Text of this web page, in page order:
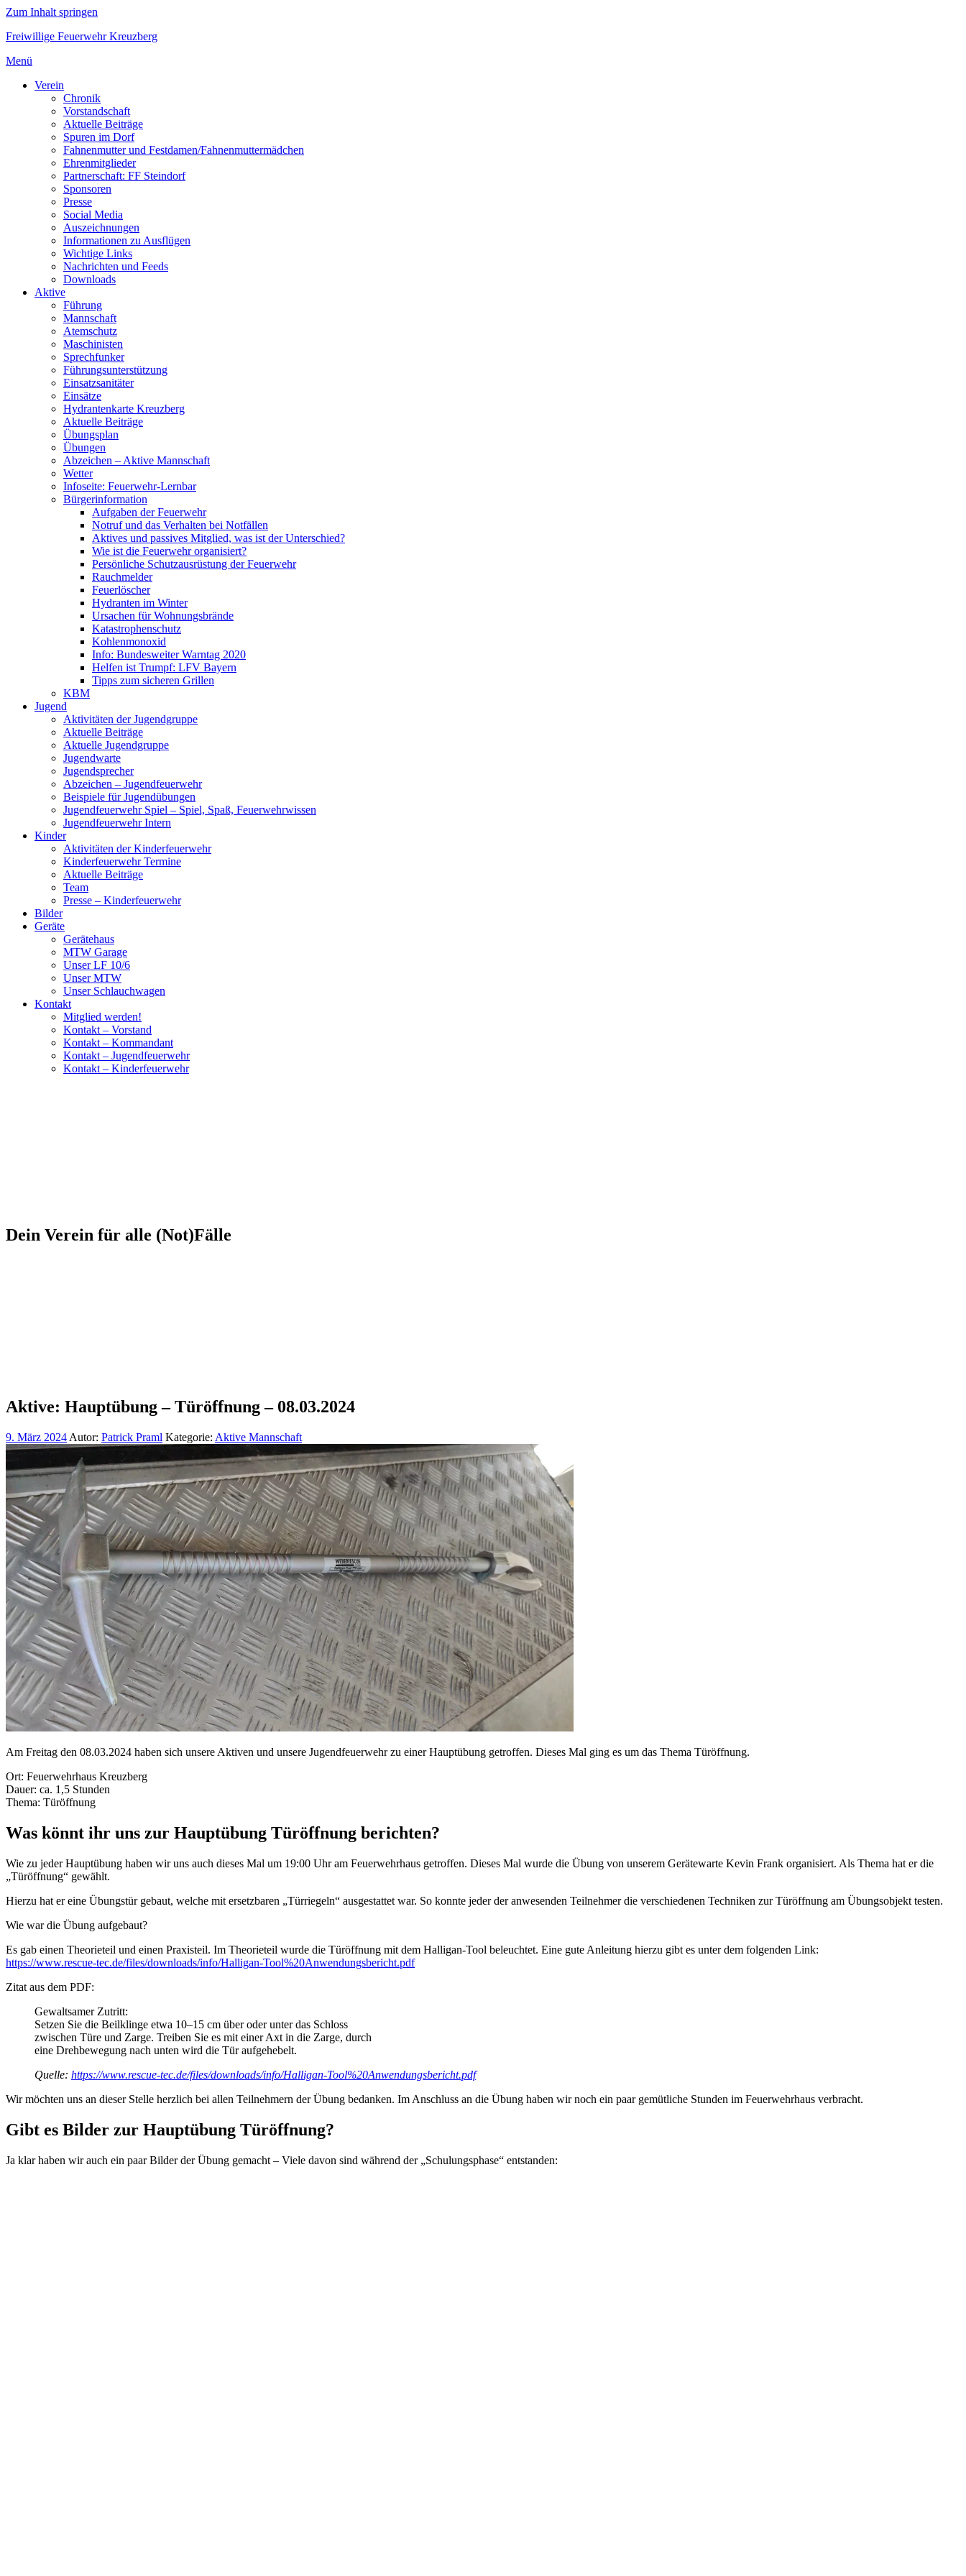
Zum Inhalt springen
Freiwillige Feuerwehr Kreuzberg
Menü
Verein
Chronik
Vorstandschaft
Aktuelle Beiträge
Spuren im Dorf
Fahnenmutter und Festdamen/Fahnenmuttermädchen
Ehrenmitglieder
Partnerschaft: FF Steindorf
Sponsoren
Presse
Social Media
Auszeichnungen
Informationen zu Ausflügen
Wichtige Links
Nachrichten und Feeds
Downloads
Aktive
Führung
Mannschaft
Atemschutz
Maschinisten
Sprechfunker
Führungsunterstützung
Einsatzsanitäter
Einsätze
Hydrantenkarte Kreuzberg
Aktuelle Beiträge
Übungsplan
Übungen
Abzeichen – Aktive Mannschaft
Wetter
Infoseite: Feuerwehr-Lernbar
Bürgerinformation
Aufgaben der Feuerwehr
Notruf und das Verhalten bei Notfällen
Aktives und passives Mitglied, was ist der Unterschied?
Wie ist die Feuerwehr organisiert?
Persönliche Schutzausrüstung der Feuerwehr
Rauchmelder
Feuerlöscher
Hydranten im Winter
Ursachen für Wohnungsbrände
Katastrophenschutz
Kohlenmonoxid
Info: Bundesweiter Warntag 2020
Helfen ist Trumpf: LFV Bayern
Tipps zum sicheren Grillen
KBM
Jugend
Aktivitäten der Jugendgruppe
Aktuelle Beiträge
Aktuelle Jugendgruppe
Jugendwarte
Jugendsprecher
Abzeichen – Jugendfeuerwehr
Beispiele für Jugendübungen
Jugendfeuerwehr Spiel – Spiel, Spaß, Feuerwehrwissen
Jugendfeuerwehr Intern
Kinder
Aktivitäten der Kinderfeuerwehr
Kinderfeuerwehr Termine
Aktuelle Beiträge
Team
Presse – Kinderfeuerwehr
Bilder
Geräte
Gerätehaus
MTW Garage
Unser LF 10/6
Unser MTW
Unser Schlauchwagen
Kontakt
Mitglied werden!
Kontakt – Vorstand
Kontakt – Kommandant
Kontakt – Jugendfeuerwehr
Kontakt – Kinderfeuerwehr
Dein Verein für alle (Not)Fälle
Aktive: Hauptübung – Türöffnung – 08.03.2024
9. März 2024 Autor: Patrick Praml Kategorie: Aktive Mannschaft
Am Freitag den 08.03.2024 haben sich unsere Aktiven und unsere Jugendfeuerwehr zu einer Hauptübung getroffen. Dieses Mal ging es um das Thema Türöffnung.
Ort: Feuerwehrhaus Kreuzberg
Dauer: ca. 1,5 Stunden
Thema: Türöffnung
Was könnt ihr uns zur Hauptübung Türöffnung berichten?
Wie zu jeder Hauptübung haben wir uns auch dieses Mal um 19:00 Uhr am Feuerwehrhaus getroffen. Dieses Mal wurde die Übung von unserem Gerätewarte Kevin Frank organisiert. Als Thema hat er die
„Türöffnung“ gewählt.
Hierzu hat er eine Übungstür gebaut, welche mit ersetzbaren „Türriegeln“ ausgestattet war. So konnte jeder der anwesenden Teilnehmer die verschiedenen Techniken zur Türöffnung am Übungsobjekt testen.
Wie war die Übung aufgebaut?
Es gab einen Theorieteil und einen Praxisteil. Im Theorieteil wurde die Türöffnung mit dem Halligan-Tool beleuchtet. Eine gute Anleitung hierzu gibt es unter dem folgenden Link:
https://www.rescue-tec.de/files/downloads/info/Halligan-Tool%20Anwendungsbericht.pdf
Zitat aus dem PDF:
Gewaltsamer Zutritt:
Setzen Sie die Beilklinge etwa 10–15 cm über oder unter das Schloss
zwischen Türe und Zarge. Treiben Sie es mit einer Axt in die Zarge, durch
eine Drehbewegung nach unten wird die Tür aufgehebelt.
Quelle: https://www.rescue-tec.de/files/downloads/info/Halligan-Tool%20Anwendungsbericht.pdf
Wir möchten uns an dieser Stelle herzlich bei allen Teilnehmern der Übung bedanken. Im Anschluss an die Übung haben wir noch ein paar gemütliche Stunden im Feuerwehrhaus verbracht.
Gibt es Bilder zur Hauptübung Türöffnung?
Ja klar haben wir auch ein paar Bilder der Übung gemacht – Viele davon sind während der „Schulungsphase“ entstanden: